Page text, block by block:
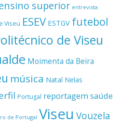
superior entrevista
Viseu ESEV ESTGV futebol
de Viseu
Moimenta da Beira
música Natal Nelas
Portugal reportagemsaúde
de Portugal Viseu Vouzela